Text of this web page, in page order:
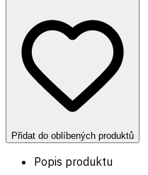
Přidat do oblíbených produktů
Popis produktu